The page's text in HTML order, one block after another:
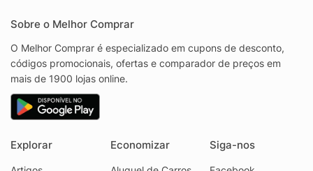
Sobre o Melhor Comprar
O Melhor Comprar é especializado em cupons de desconto,
códigos promocionais, ofertas e comparador de preços em
mais de 1900 lojas online.
Explorar Economizar Siga-nos